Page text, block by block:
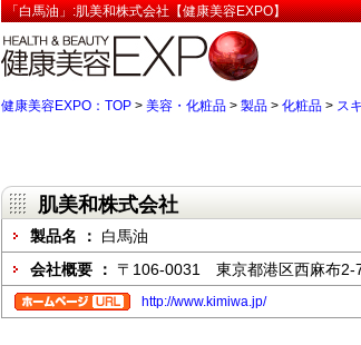
「白馬油」:肌美和株式会社【健康美容EXPO】
健康美容EXPO：TOP > 美容・化粧品 > 製品 > 化粧品 > ス
肌美和株式会社
製品名 ： 白馬油
会社概要 ： 〒106-0031 東京都港区西麻布
http://www.kimiwa.jp/